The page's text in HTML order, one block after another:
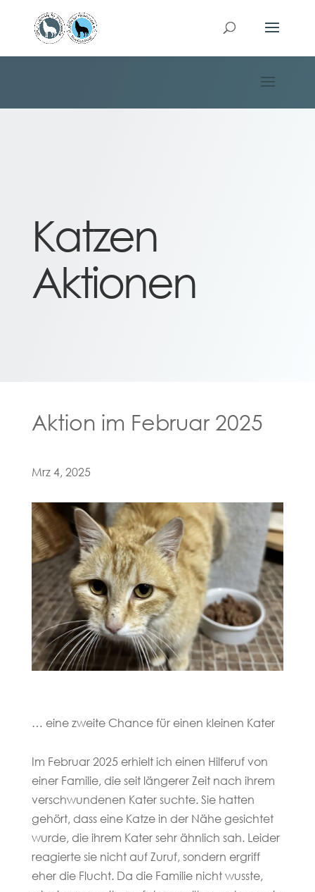
Katzen
Aktionen
Aktion im Februar 2025
Mrz 4, 2025
… eine zweite Chance für einen kleinen Kater
Im Februar 2025 erhielt ich einen Hilferuf von
einer Familie, die seit längerer Zeit nach ihrem
verschwundenen Kater suchte. Sie hatten
gehört, dass eine Katze in der Nähe gesichtet
wurde, die ihrem Kater sehr ähnlich sah. Leider
reagierte sie nicht auf Zuruf, sondern ergriff
eher die Flucht. Da die Familie nicht wusste,